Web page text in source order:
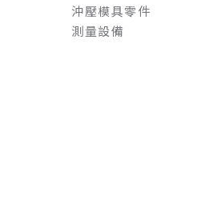
沖壓模具零件
測量設備